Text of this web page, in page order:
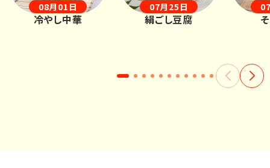
08月01日
冷やし中華
07月25日
絹ごし豆腐